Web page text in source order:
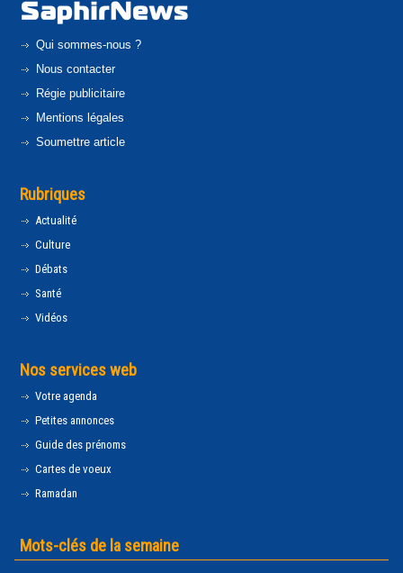
Qui sommes-nous ?
Nous contacter
Régie publicitaire
Mentions légales
Soumettre article
Rubriques
Actualité
Culture
Débats
Santé
Vidéos
Nos services web
Votre agenda
Petites annonces
Guide des prénoms
Cartes de voeux
Ramadan
Mots-clés de la semaine